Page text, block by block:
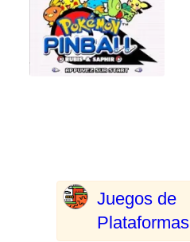
Juegos de
Plataformas